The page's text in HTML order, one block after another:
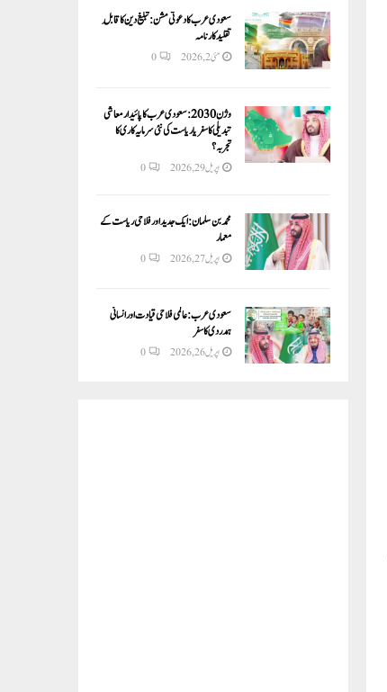
سعودی عرب کا دعوتی مشن: تبلیغ دین کا قابلِ
تقلید کارنامہ
مئی 2, 2026 0
وژن 2030:سعودی عرب کا پائیدار معاشی
تبدیلی کا سفر یا ریاست کی نئی سرمایہ کاری کا
تجربہ؟
اپریل 29, 2026 0
محمد بن سلمان: ایک جدید اور فلاحی ریاست کے
معمار
اپریل 27, 2026 0
سعودی عرب: عالمی فلاحی قیادت اور انسانی
ہمدردی کا سفر
اپریل 26, 2026 0